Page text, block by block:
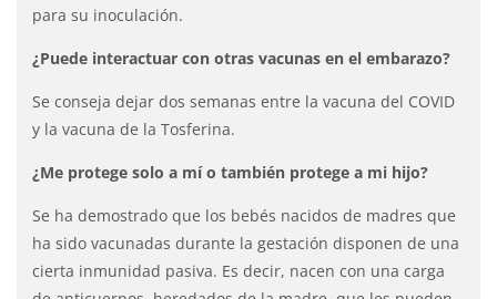
para su inoculación.
¿Puede interactuar con otras vacunas en el embarazo?
Se conseja dejar dos semanas entre la vacuna del COVID
y la vacuna de la Tosferina.
¿Me protege solo a mí o también protege a mi hijo?
Se ha demostrado que los bebés nacidos de madres que
ha sido vacunadas durante la gestación disponen de una
cierta inmunidad pasiva. Es decir, nacen con una carga